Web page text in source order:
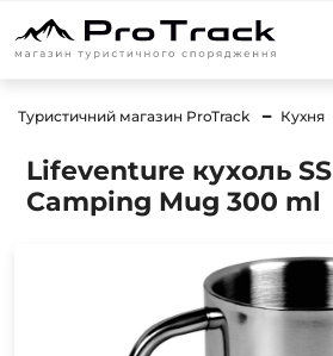
Туристичний магазин ProTrack Кухня
Lifeventure кухоль SS
Camping Mug 300 ml